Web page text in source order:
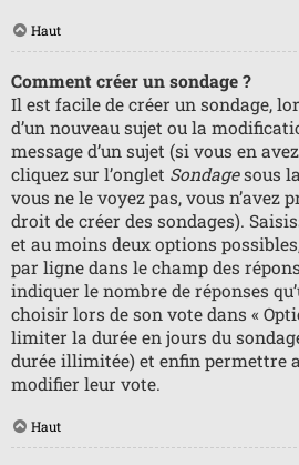
Haut
Comment créer un sondage ?
Il est facile de créer un sondage,
d’un nouveau sujet ou la
message d’un sujet (si vous en
cliquez sur l’onglet Sondagesous
vous ne le voyez pas, vous n’avez
droit de créer des sondages).
et au moins deux options
par ligne dans le champ des
indiquer le nombre de réponses
choisir lors de son vote dans «
limiter la durée en jours du
durée illimitée) et enfin permettre
modifier leur vote.
Haut